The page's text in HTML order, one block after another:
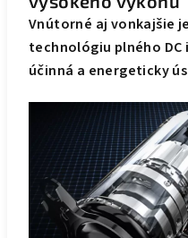
Vnútorné aj vonkajšie
technológiu plného
účinná a energeticky